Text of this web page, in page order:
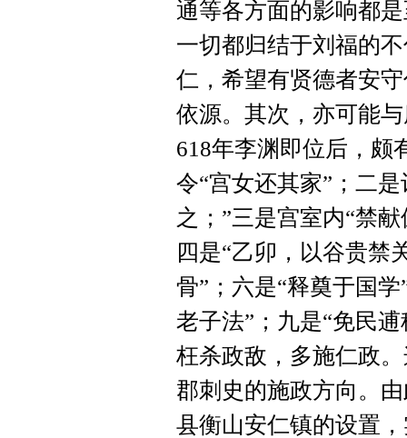
通等各方面的影响都
一切都归结于刘福的
仁，希望有贤德者安
依源。其次，亦可能
618年李渊即位后，颇
令“宫女还其家”；二
之；”三是宫室内“禁
四是“乙卯，以谷贵禁
骨”；六是“释奠于国
老子法”；九是“免民
枉杀政敌，多施仁政
郡刺史的施政方向。
县衡山安仁镇的设置